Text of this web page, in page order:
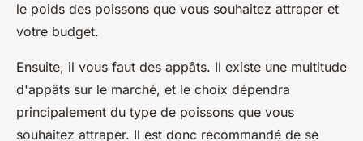
le poids des poissons que vous souhaitez attraper et
votre budget.
Ensuite, il vous faut des appâts. Il existe une multitude
d'appâts sur le marché, et le choix dépendra
principalement du type de poissons que vous
souhaitez attraper. Il est donc recommandé de se